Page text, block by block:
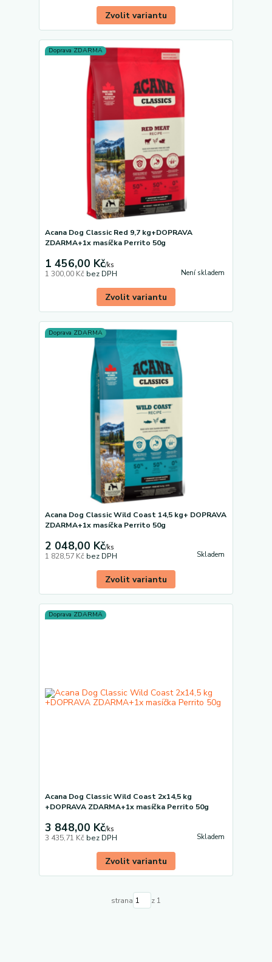
Zvolit variantu
Doprava ZDARMA
Acana Dog Classic Red 9,7 kg+DOPRAVA
ZDARMA+1x masíčka Perrito 50g
1 456,00 Kč/ks
1 300,00 Kč bez DPH Není skladem
Zvolit variantu
Doprava ZDARMA
Acana Dog Classic Wild Coast 14,5 kg+ DOPRAVA
ZDARMA+1x masíčka Perrito 50g
2 048,00 Kč/ks
1 828,57 Kč bez DPH Skladem
Zvolit variantu
Doprava ZDARMA
Acana Dog Classic Wild Coast 2x14,5 kg
+DOPRAVA ZDARMA+1x masíčka Perrito 50g
3 848,00 Kč/ks
3 435,71 Kč bez DPH Skladem
Zvolit variantu
strana z 1